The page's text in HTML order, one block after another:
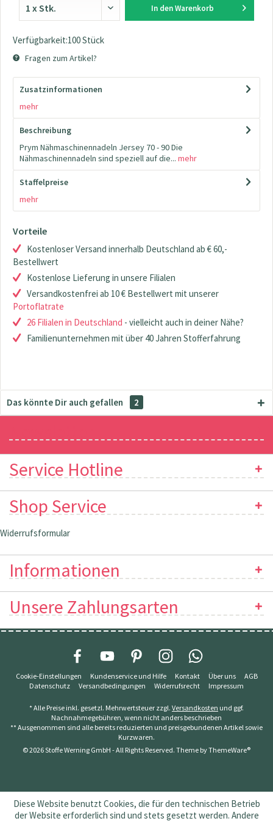
In den Warenkorb
Verfügbarkeit:100 Stück
Fragen zum Artikel?
Zusatzinformationen
mehr
Beschreibung
Prym Nähmaschinennadeln Jersey 70 - 90 Die
Nähmaschinennadeln sind speziell auf die... mehr
Staffelpreise
mehr
Vorteile
Kostenloser Versand innerhalb Deutschland ab € 60,-
Bestellwert
Kostenlose Lieferung in unsere Filialen
Versandkostenfrei ab 10 € Bestellwert mit unserer
Portoflatrate
26 Filialen in Deutschland - vielleicht auch in deiner Nähe?
Familienunternehmen mit über 40 Jahren Stofferfahrung
Das könnte Dir auch gefallen 2
Service Hotline
Shop Service
Widerrufsformular
Informationen
Unsere Zahlungsarten
Cookie-Einstellungen Kundenservice und Hilfe Kontakt Über uns
AGB
Datenschutz
Versandbedingungen Widerrufsrecht Impressum
* Alle Preise inkl. gesetzl. Mehrwertsteuer zzgl. Versandkosten und ggf.
Nachnahmegebühren, wenn nicht anders beschrieben
** Ausgenommen sind alle bereits reduzierten und preisgebundenen Artikel sowie
Kurzwaren.
© 2026 Stoffe Werning GmbH - All Rights Reserved. Theme byThemeWare®
Diese Website benutzt Cookies, die für den technischen Betrieb
der Website erforderlich sind und stets gesetzt werden. Andere